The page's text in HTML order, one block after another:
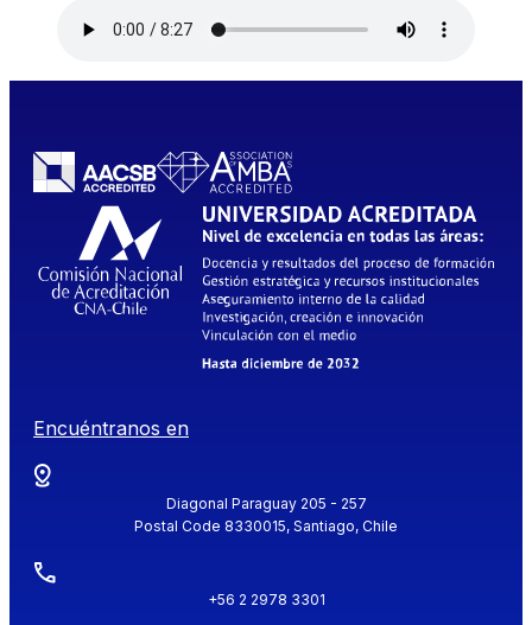
Encuéntranos en
Diagonal Paraguay 205 - 257
Postal Code 8330015, Santiago, Chile
+56 2 2978 3301